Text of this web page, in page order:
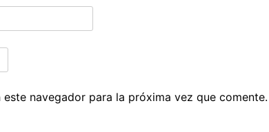
navegador para la próxima vez que comente.